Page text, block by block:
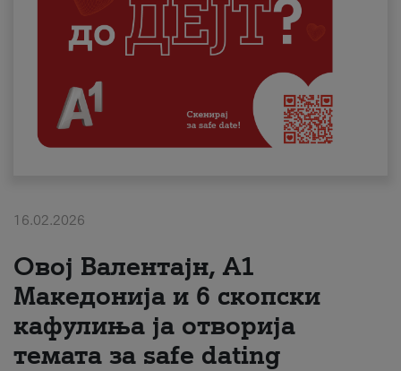
Деловни
Поддршка
Надополни кредит
Плати сметка
#ПодобарОнлајн
16.02.2026
Овој Валентајн, A1
Македонија и 6 скопски
кафулиња ја отворија
темата за safe dating